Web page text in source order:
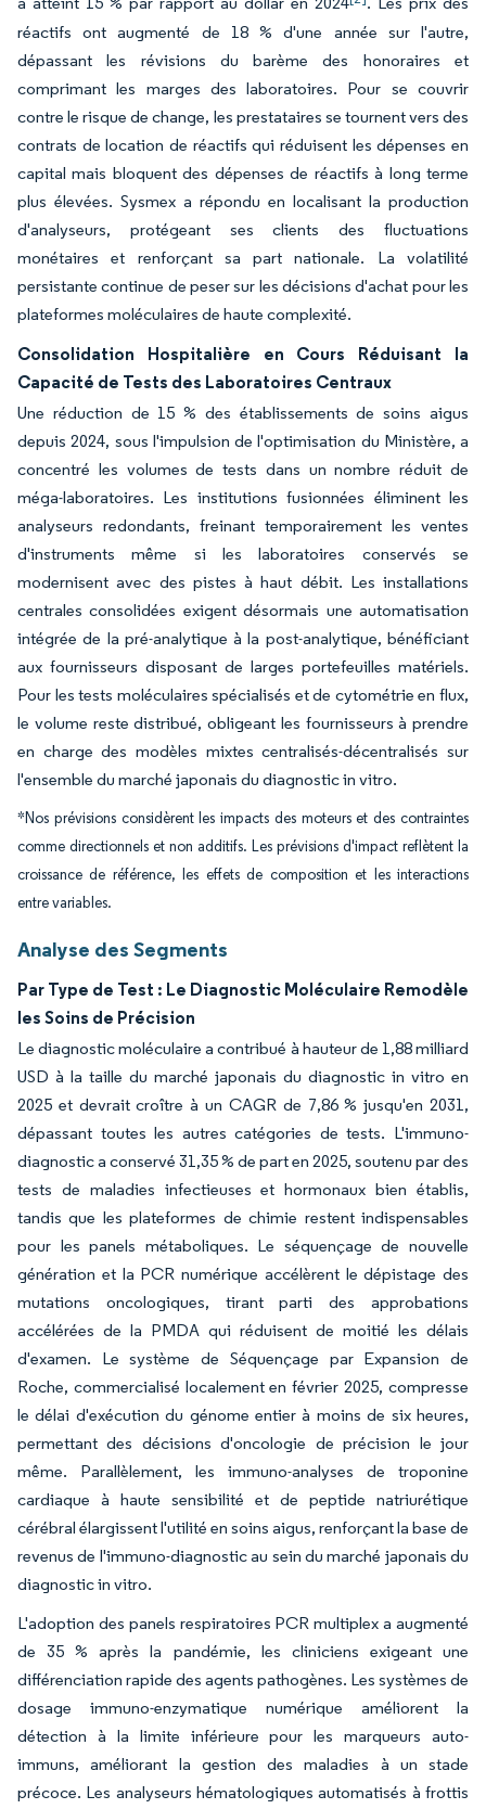
réactifs ont augmenté de 18 % d'une année sur l'autre,
dépassant les révisions du barème des honoraires et
comprimant les marges des laboratoires. Pour se couvrir
contre le risque de change, les prestataires se tournent vers des
contrats de location de réactifs qui réduisent les dépenses en
capital mais bloquent des dépenses de réactifs à long terme
plus élevées. Sysmex a répondu en localisant la production
d'analyseurs, protégeant ses clients des fluctuations
monétaires et renforçant sa part nationale. La volatilité
persistante continue de peser sur les décisions d'achat pour les
plateformes moléculaires de haute complexité.
Consolidation Hospitalière en Cours Réduisant la
Capacité de Tests des Laboratoires Centraux
Une réduction de 15 % des établissements de soins aigus
depuis 2024, sous l'impulsion de l'optimisation du Ministère, a
concentré les volumes de tests dans un nombre réduit de
méga-laboratoires. Les institutions fusionnées éliminent les
analyseurs redondants, freinant temporairement les ventes
d'instruments même si les laboratoires conservés se
modernisent avec des pistes à haut débit. Les installations
centrales consolidées exigent désormais une automatisation
intégrée de la pré-analytique à la post-analytique, bénéficiant
aux fournisseurs disposant de larges portefeuilles matériels.
Pour les tests moléculaires spécialisés et de cytométrie en flux,
le volume reste distribué, obligeant les fournisseurs à prendre
en charge des modèles mixtes centralisés-décentralisés sur
l'ensemble du marché japonais du diagnostic in vitro.
*Nos prévisions considèrent les impacts des moteurs et des contraintes
comme directionnels et non additifs. Les prévisions d'impact reflètent la
croissance de référence, les effets de composition et les interactions
entre variables.
Analyse des Segments
Par Type de Test : Le Diagnostic Moléculaire Remodèle
les Soins de Précision
Le diagnostic moléculaire a contribué à hauteur de 1,88 milliard
USD à la taille du marché japonais du diagnostic in vitro en
2025 et devrait croître à un CAGR de 7,86 % jusqu'en 2031,
dépassant toutes les autres catégories de tests. L'immuno-
diagnostic a conservé 31,35 % de part en 2025, soutenu par des
tests de maladies infectieuses et hormonaux bien établis,
tandis que les plateformes de chimie restent indispensables
pour les panels métaboliques. Le séquençage de nouvelle
génération et la PCR numérique accélèrent le dépistage des
mutations oncologiques, tirant parti des approbations
accélérées de la PMDA qui réduisent de moitié les délais
d'examen. Le système de Séquençage par Expansion de
Roche, commercialisé localement en février 2025, compresse
le délai d'exécution du génome entier à moins de six heures,
permettant des décisions d'oncologie de précision le jour
même. Parallèlement, les immuno-analyses de troponine
cardiaque à haute sensibilité et de peptide natriurétique
cérébral élargissent l'utilité en soins aigus, renforçant la base de
revenus de l'immuno-diagnostic au sein du marché japonais du
diagnostic in vitro.
L'adoption des panels respiratoires PCR multiplex a augmenté
de 35 % après la pandémie, les cliniciens exigeant une
différenciation rapide des agents pathogènes. Les systèmes de
dosage immuno-enzymatique numérique améliorent la
détection à la limite inférieure pour les marqueurs auto-
immuns, améliorant la gestion des maladies à un stade
précoce. Les analyseurs hématologiques automatisés à frottis